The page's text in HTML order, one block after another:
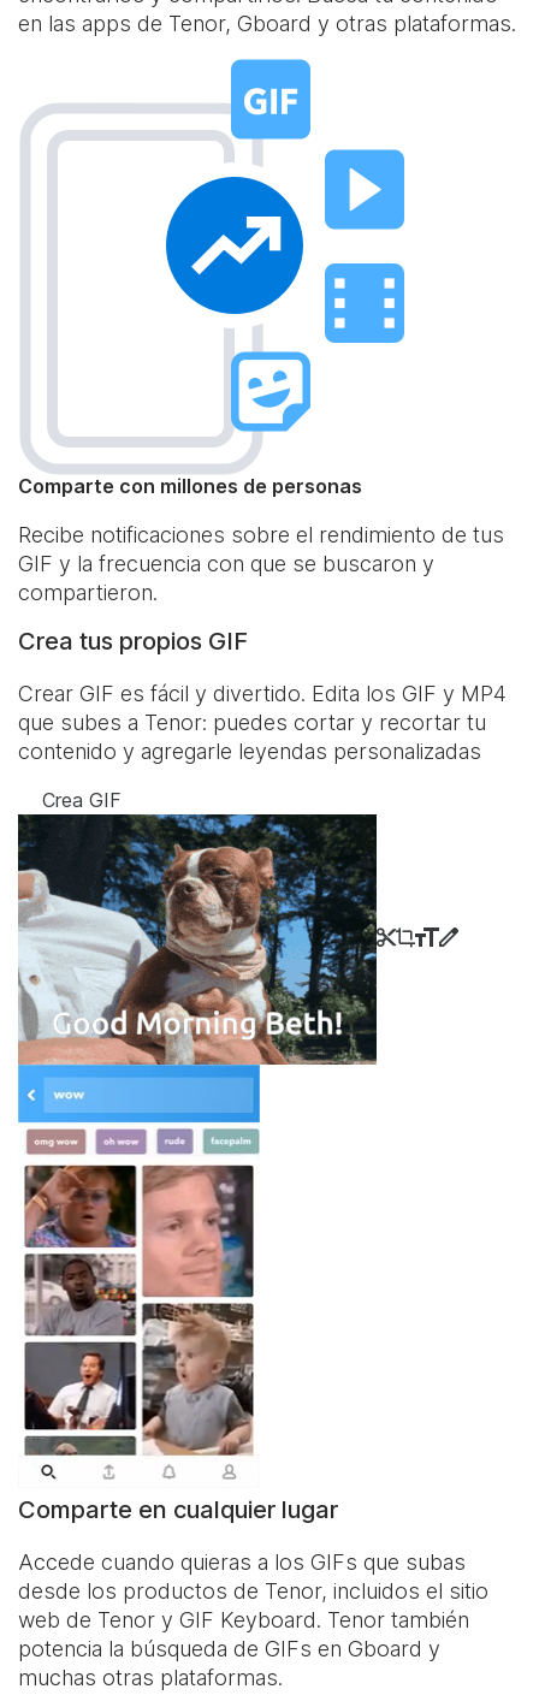
en las apps de Tenor, Gboard y otras plataformas.
Comparte con millones de personas
Recibe notificaciones sobre el rendimiento de tus
GIF y la frecuencia con que se buscaron y
compartieron.
Crea tus propios GIF
Crear GIF es fácil y divertido. Edita los GIF y MP4
que subes a Tenor: puedes cortar y recortar tu
contenido y agregarle leyendas personalizadas
Crea GIF
Comparte en cualquier lugar
Accede cuando quieras a los GIFs que subas
desde los productos de Tenor, incluidos el sitio
web de Tenor y GIF Keyboard. Tenor también
potencia la búsqueda de GIFs en Gboard y
muchas otras plataformas.